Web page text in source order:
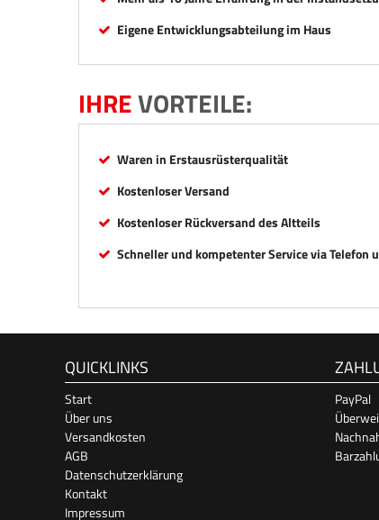
Eigene Entwicklungsabteilung im Haus
IHREVORTEILE:
Waren in Erstausrüsterqualität
Kostenloser Versand
Kostenloser Rückversand des Altteils
Schneller und kompetenter Service via Telefon
QUICKLINKS
Start
Über uns
Versandkosten
AGB
Datenschutzerklärung
Kontakt
Impressum
PayPal